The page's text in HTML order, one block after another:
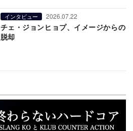
インタビュー 2026.07.22
チェ・ジョンヒョプ、イメージからの
脱却